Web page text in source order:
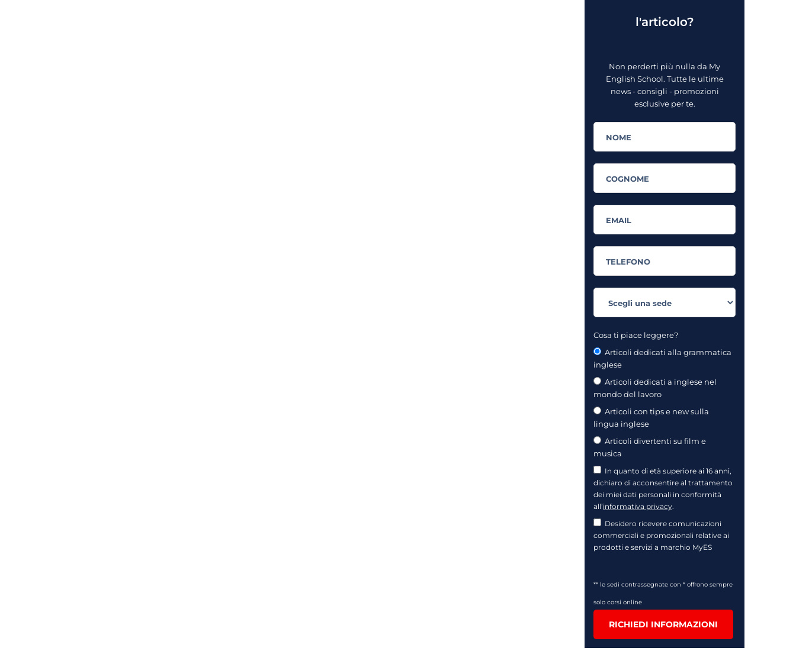
l'articolo?
Non perderti più nulla da My
English School. Tutte le ultime
news - consigli - promozioni
esclusive per te.
Cosa ti piace leggere?
Articoli dedicati alla grammatica
inglese
Articoli dedicati a inglese nel
mondo del lavoro
Articoli con tips e new sulla
lingua inglese
Articoli divertenti su film e
musica
In quanto di età superiore ai 16 anni,
dichiaro di acconsentire al trattamento
dei miei dati personali in conformità
all’informativa privacy.
Desidero ricevere comunicazioni
commerciali e promozionali relative ai
prodotti e servizi a marchio MyES
** le sedi contrassegnate con * offrono sempre
solo corsi online
RICHIEDI INFORMAZIONI